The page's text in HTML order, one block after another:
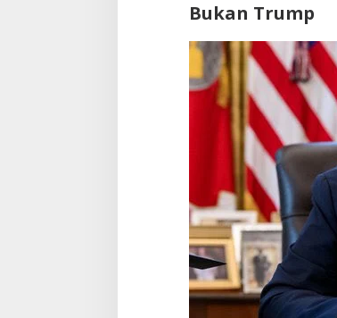
Bukan Trump